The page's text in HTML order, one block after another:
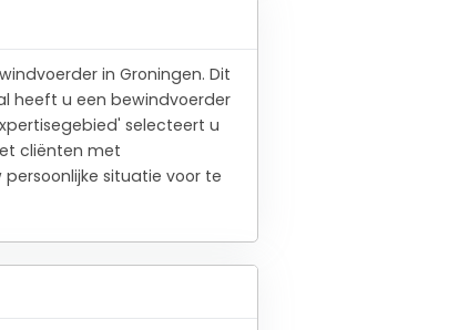
in Groningen. Dit
heeft u een bewindvoerder
selecteert u
cliënten met
situatie voor te